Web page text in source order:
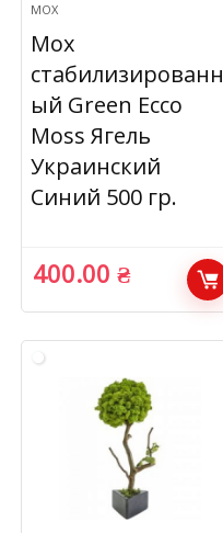
МОХ
Мох
стабилизированн
ый Green Ecco
Moss Ягель
Украинский
Синий 500 гр.
400.00₴